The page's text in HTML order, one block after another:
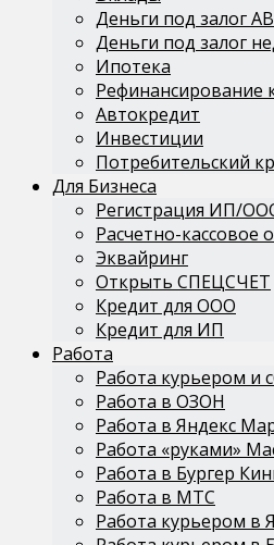
Деньги под залог
Деньги под залог
Ипотека
Рефинансирование
Автокредит
Инвестиции
Потребительский
Для Бизнеса
Регистрация ИП/
Расчетно-кассовое
Эквайринг
Открыть СПЕЦСЧЕТ
Кредит для ООО
Кредит для ИП
Работа
Работа курьером и
Работа в ОЗОН
Работа в Яндекс
Работа «руками»
Работа в Бургер
Работа в МТС
Работа курьером в